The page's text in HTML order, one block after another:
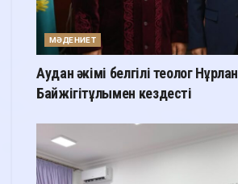
МӘДЕНИЕТ
Аудан әкімі белгілі теолог Нұрлан
Байжігітұлымен кездесті